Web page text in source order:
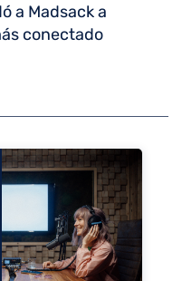
a Madsack a
conectado